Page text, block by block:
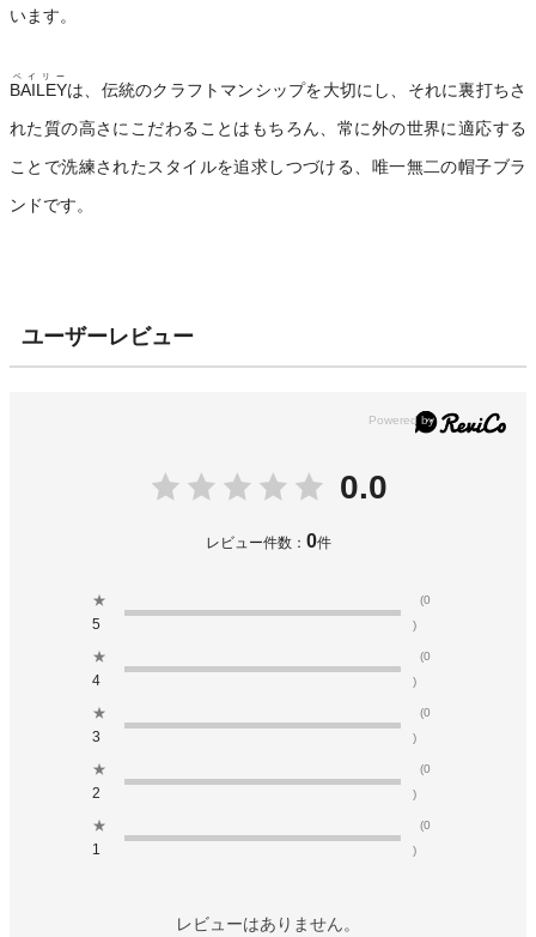
います。
BAILEY
ベイリー
は、伝統のクラフトマンシップを大切にし、それに裏打ちさ
れた質の高さにこだわることはもちろん、常に外の世界に適応する
ことで洗練されたスタイルを追求しつづける、唯一無二の帽子ブラ
ンドです。
ユーザーレビュー
0.0
レビュー件数： 0件
★
5
(0
)
★
4
(0
)
★
3
(0
)
★
2
(0
)
★
1
(0
)
レビューはありません。